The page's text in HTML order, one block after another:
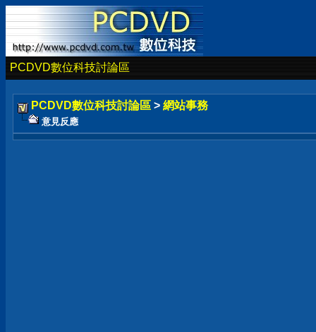
PCDVD數位科技討論區
PCDVD數位科技討論區 > 網站事務
意見反應